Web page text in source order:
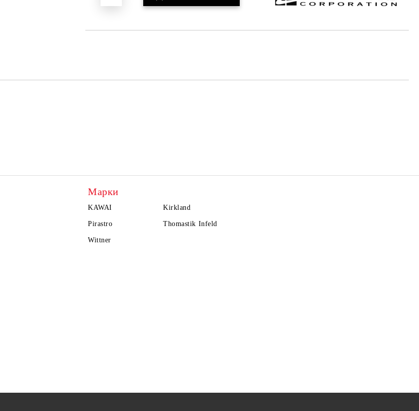
Марки
KAWAI Kirkland
Pirastro Thomastik Infeld
Wittner